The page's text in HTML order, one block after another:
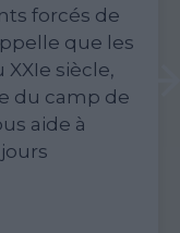
de long
Rivesaltes
de vitrines
des